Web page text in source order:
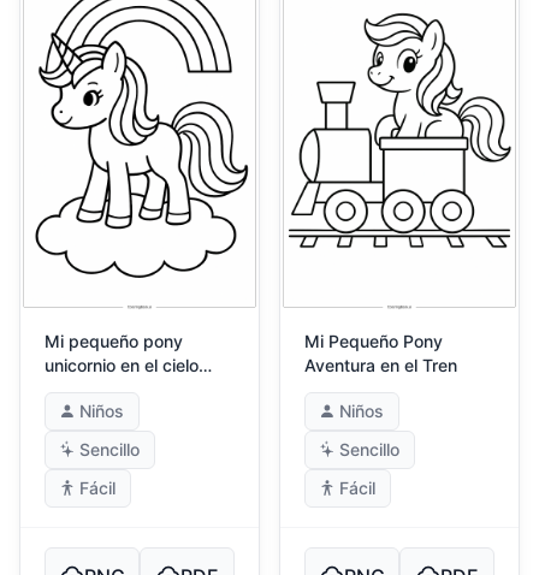
Mi pequeño pony
unicornio en el cielo
arcoíris
Niños
Sencillo
Fácil
Mi Pequeño Pony
Aventura en el Tren
Niños
Sencillo
Fácil